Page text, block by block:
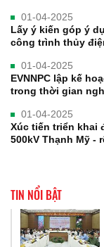
01-04-2025
Lấy ý kiến góp ý
công trình thủy
01-04-2025
EVNNPC lập kế
trong thời gian
01-04-2025
Xúc tiến triển khai
500kV Thạnh Mỹ -
TIN NỔI BẬT